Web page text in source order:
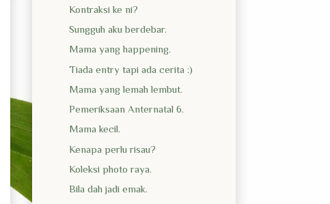
Kontraksi ke ni?
Sungguh aku berdebar.
Mama yang happening.
Tiada entry tapi ada cerita :)
Mama yang lemah lembut.
Pemeriksaan Anternatal 6.
Mama kecil.
Kenapa perlu risau?
Koleksi photo raya.
Bila dah jadi emak.